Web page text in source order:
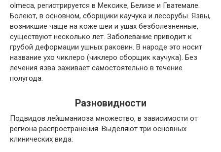
olmeca, регистрируется в Мексике, Белизе и Гватемале.
Болеют, в основном, сборщики каучука и лесорубы. Язвы,
возникшие чаще на коже шеи и ушах безболезненные,
существуют несколько лет. Заболевание приводит к
грубой деформации ушных раковин. В народе это носит
название ухо чиклеро (чиклеро сборщик каучука). Без
лечения язва заживает самостоятельно в течение
полугода.
Разновидности
Подвидов лейшманиоза множество, в зависимости от
региона распространения. Выделяют три основных
клинических вида: